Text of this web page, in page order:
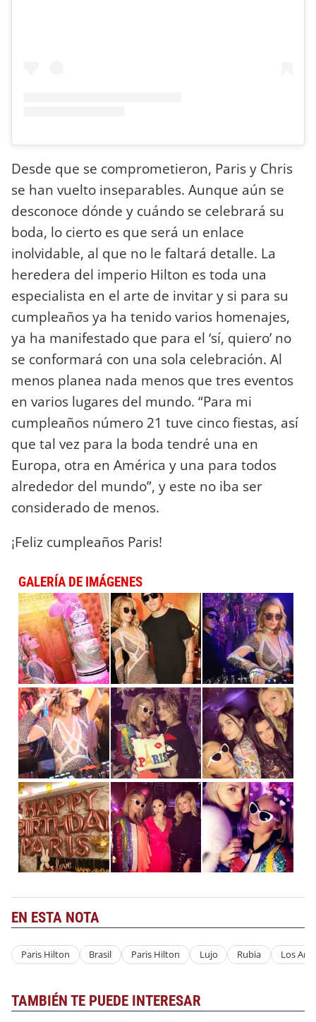
Desde que se comprometieron, Paris y Chris
se han vuelto inseparables. Aunque aún se
desconoce dónde y cuándo se celebrará su
boda, lo cierto es que será un enlace
inolvidable, al que no le faltará detalle. La
heredera del imperio Hilton es toda una
especialista en el arte de invitar y si para su
cumpleaños ya ha tenido varios homenajes,
ya ha manifestado que para el ‘sí, quiero’ no
se conformará con una sola celebración. Al
menos planea nada menos que tres eventos
en varios lugares del mundo. “Para mi
cumpleaños número 21 tuve cinco fiestas, así
que tal vez para la boda tendré una en
Europa, otra en América y una para todos
alrededor del mundo”, y este no iba ser
considerado de menos.
¡Feliz cumpleaños Paris!
GALERÍA DE IMÁGENES
EN ESTA NOTA
Paris Hilton Brasil Paris Hilton Lujo Rubia Los
TAMBIÉN TE PUEDE INTERESAR